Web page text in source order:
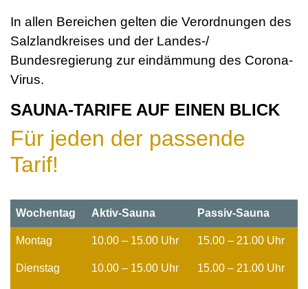
In allen Bereichen gelten die Verordnungen des
Salzlandkreises und der Landes-/
Bundesregierung zur eindämmung des Corona-
Virus.
SAUNA-TARIFE AUF EINEN BLICK
Für jeden der passende
Tarif!
Wochentag Aktiv-Sauna Passiv-Sauna
Montag 10.00 – 15.00 Uhr 15.00 – 21.00 Uhr
Dienstag 10.00 – 15.00 Uhr 15.00 – 21.00 Uhr